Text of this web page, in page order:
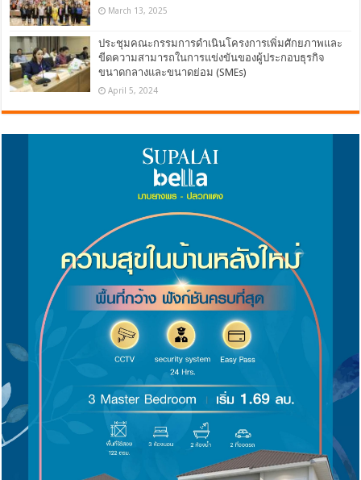
March 13, 2025
ประชุมคณะกรรมการดำเนินโครงการเพิ่มศักยภาพและ
ขีดความสามารถในการแข่งขันของผู้ประกอบธุรกิจ
ขนาดกลางและขนาดย่อม (SMEs)
April 5, 2024